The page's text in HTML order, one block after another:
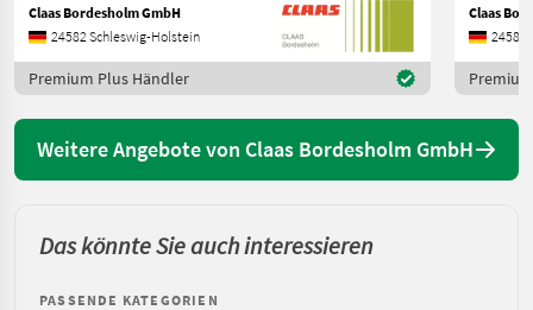
Claas Bordesholm GmbH
24582 Schleswig-Holstein
Premium Plus Händler
Claas
24582
Weitere Angebote von Claas Bordesholm GmbH
Das könnte Sie auch interessieren
PASSENDE KATEGORIEN